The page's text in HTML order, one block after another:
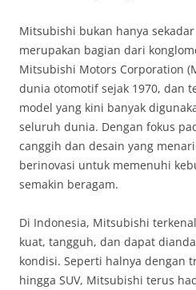
Mitsubishi bukan hanya
merupakan bagian dari
Mitsubishi Motors Corporation
dunia otomotif sejak 1970, dan
model yang kini banyak
seluruh dunia. Dengan fokus
canggih dan desain yang
berinovasi untuk memenuhi
semakin beragam.
Di Indonesia, Mitsubishi
kuat, tangguh, dan dapat
kondisi. Seperti halnya dengan
hingga SUV, Mitsubishi terus